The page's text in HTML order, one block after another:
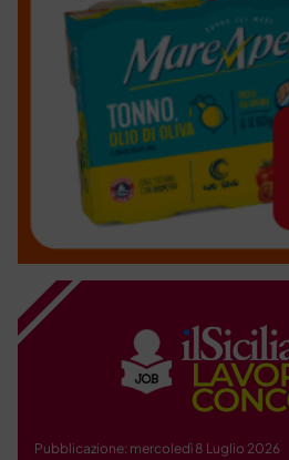
Pubblicazione: mercoledì 8 Luglio 2026